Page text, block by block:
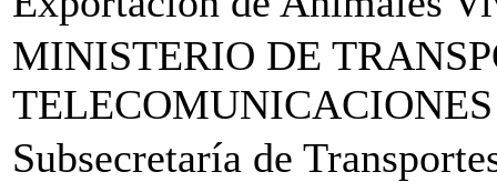
MINISTERIO DE
TELECOMUNICACIONES
Subsecretaría de